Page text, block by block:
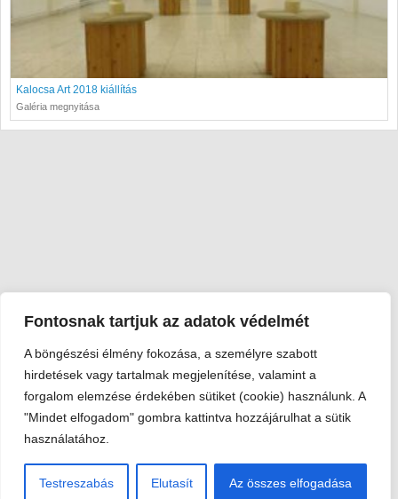
Fontosnak tartjuk az adatok védelmét
A böngészési élmény fokozása, a személyre szabott
hirdetések vagy tartalmak megjelenítése, valamint a
forgalom elemzése érdekében sütiket (cookie) használunk. A
"Mindet elfogadom" gombra kattintva hozzájárulhat a sütik
használatához.
Testreszabás Elutasít Az összes elfogadása
Kalocsa Art 2018 kiállítás
Galéria megnyitása
Viski Károly Múzeum Kalocsa
6300 Kalocsa, Szent István király út 25. · Telefon:
351
© 2026 Viski Károly Múzeum Kalocsa